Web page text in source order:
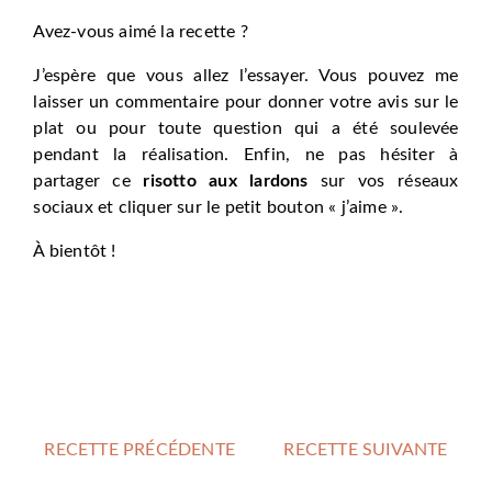
Avez-vous aimé la recette ?
J’espère que vous allez l’essayer. Vous pouvez me
laisser un commentaire pour donner votre avis sur le
plat ou pour toute question qui a été soulevée
pendant la réalisation. Enfin, ne pas hésiter à
partager ce risotto aux lardons sur vos réseaux
sociaux et cliquer sur le petit bouton « j’aime ».
À bientôt !
RECETTE PRÉCÉDENTE RECETTE SUIVANTE